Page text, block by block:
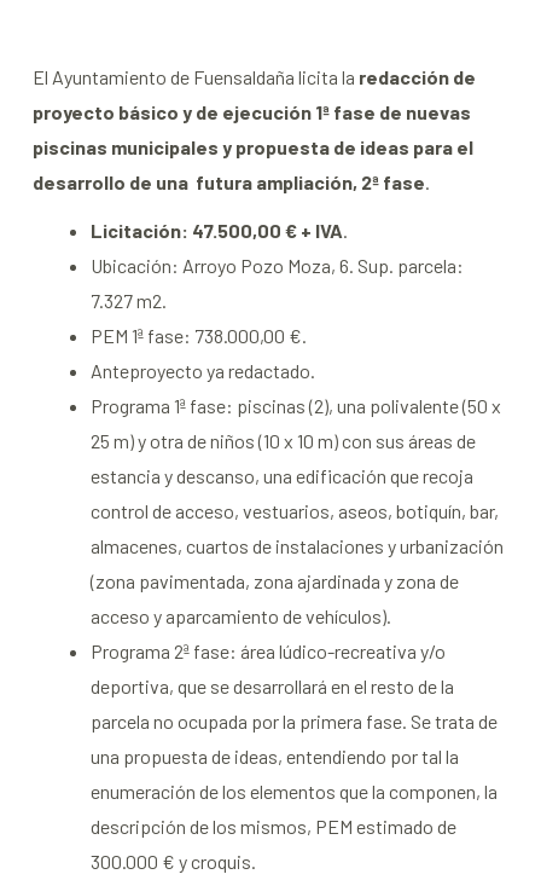
El Ayuntamiento de Fuensaldaña licita la redacción de
proyecto básico y de ejecución 1ª fase de nuevas
piscinas municipales y propuesta de ideas para el
desarrollo de una futura ampliación, 2ª fase.
Licitación: 47.500,00 € + IVA.
Ubicación: Arroyo Pozo Moza, 6. Sup. parcela:
7.327 m2.
PEM 1ª fase: 738.000,00 €.
Anteproyecto ya redactado.
Programa 1ª fase: piscinas (2), una polivalente (50 x
25 m) y otra de niños (10 x 10 m) con sus áreas de
estancia y descanso, una edificación que recoja
control de acceso, vestuarios, aseos, botiquín, bar,
almacenes, cuartos de instalaciones y urbanización
(zona pavimentada, zona ajardinada y zona de
acceso y aparcamiento de vehículos).
Programa 2ª fase: área lúdico-recreativa y/o
deportiva, que se desarrollará en el resto de la
parcela no ocupada por la primera fase. Se trata de
una propuesta de ideas, entendiendo por tal la
enumeración de los elementos que la componen, la
descripción de los mismos, PEM estimado de
300.000 € y croquis.